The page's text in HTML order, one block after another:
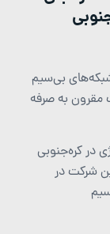
شبکه‌های بی‌سیم
مقرون به صرفه
در کره‌جنوبی
شرکت در